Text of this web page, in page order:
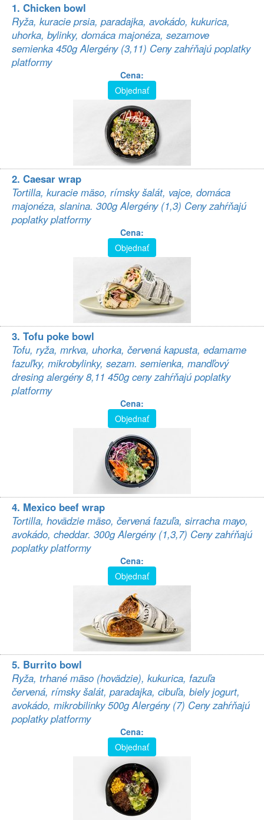
1. Chicken bowl
Ryža, kuracie prsia, paradajka, avokádo, kukurica,
uhorka, bylinky, domáca majonéza, sezamove
semienka 450g Alergény (3,11) Ceny zahŕňajú poplatky
platformy
Cena:
Objednať
2. Caesar wrap
Tortilla, kuracie mäso, rímsky šalát, vajce, domáca
majonéza, slanina. 300g Alergény (1,3) Ceny zahŕňajú
poplatky platformy
Cena:
Objednať
3. Tofu poke bowl
Tofu, ryža, mrkva, uhorka, červená kapusta, edamame
fazuľky, mikrobylinky, sezam. semienka, mandľový
dresing alergény 8,11 450g ceny zahŕňajú poplatky
platformy
Cena:
Objednať
4. Mexico beef wrap
Tortilla, hovädzie mäso, červená fazuľa, sirracha mayo,
avokádo, cheddar. 300g Alergény (1,3,7) Ceny zahŕňajú
poplatky platformy
Cena:
Objednať
5. Burrito bowl
Ryža, trhané mäso (hovädzie), kukurica, fazuľa
červená, rímsky šalát, paradajka, cibuľa, biely jogurt,
avokádo, mikrobilinky 500g Alergény (7) Ceny zahŕňajú
poplatky platformy
Cena:
Objednať